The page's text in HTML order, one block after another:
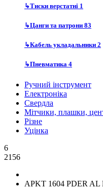
↳Тиски верстатні 1
↳Цанги та патрони 83
↳Кабель укладальники 2
↳Пневматика 4
Ручний інструмент
Електроніка
Свердла
Мітчики, плашки,
Різне
Уцінка
6
2156
APKT 1604 PDER AL